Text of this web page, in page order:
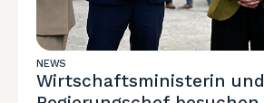
NEWS
Wirtschaftsministerin und